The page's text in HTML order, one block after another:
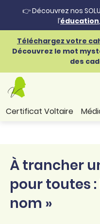
👉 Découvrez nos
l’éducation
Téléchargez votre
Découvrez le mot
des
Certificat Voltaire
À trancher
pour toutes :
nom »